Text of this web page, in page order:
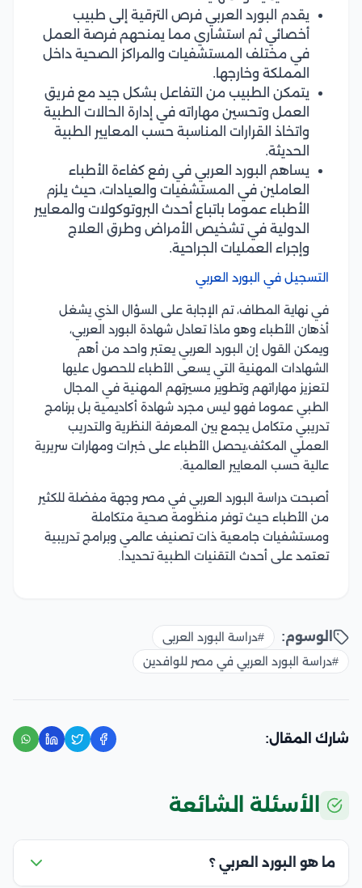
يقدم البورد العربي فرص الترقية إلى طبيب
أخصائي ثم استشاري مما يمنحهم فرصة العمل
في مختلف المستشفيات والمراكز الصحية داخل
المملكة وخارجها.
يتمكن الطبيب من التفاعل بشكل جيد مع فريق
العمل وتحسين مهاراته في إدارة الحالات الطبية
واتخاذ القرارات المناسبة حسب المعايير الطبية
الحديثة.
يساهم البورد العربي في رفع كفاءة الأطباء
العاملين في المستشفيات والعيادات، حيث يلزم
الأطباء عموما باتباع أحدث البروتوكولات والمعايير
الدولية في تشخيص الأمراض وطرق العلاج
وإجراء العمليات الجراحية.
التسجيل في البورد العربي
في نهاية المطاف، تم الإجابة على السؤال الذي يشغل
أذهان الأطباء وهو ماذا تعادل شهادة البورد العربي،
ويمكن القول إن البورد العربي يعتبر واحد من أهم
الشهادات المهنية التي يسعى الأطباء للحصول عليها
لتعزيز مهاراتهم وتطوير مسيرتهم المهنية في المجال
الطبي عموما فهو ليس مجرد شهادة أكاديمية بل برنامج
تدريبي متكامل يجمع بين المعرفة النظرية والتدريب
العملي المكثف،يحصل الأطباء على خبرات ومهارات سريرية
عالية حسب المعايير العالمية.
أصبحت دراسة البورد العربي في مصر وجهة مفضلة للكثير
من الأطباء حيث توفر منظومة صحية متكاملة
ومستشفيات جامعية ذات تصنيف عالمي وبرامج تدريبية
تعتمد على أحدث التقنيات الطبية تحديدا.
الوسوم:
#دراسة البورد العربى
#دراسة البورد العربي في مصر للوافدين
شارك المقال:
الأسئلة الشائعة
ما هو البورد العربي ؟